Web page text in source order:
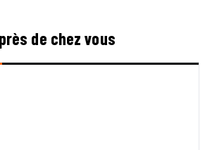
de chez vous